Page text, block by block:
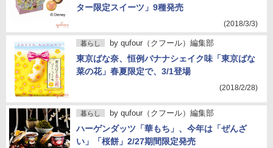
ター限定スイーツ」9種発売
(2018/3/3)
暮らし by qufour（クフール）編集部
東京ばな奈、恒例バナナシェイク味「東京ばな
菜の花」春夏限定で、3/1登場
(2018/2/28)
暮らし by qufour（クフール）編集部
ハーゲンダッツ「華もち」、今年は「ぜんざ
い」「桜餅」2/27期間限定発売